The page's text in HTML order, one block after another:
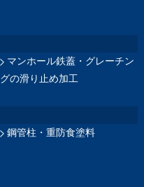
マンホール鉄蓋・グレーチン
グの滑り止め加工
鋼管柱・重防食塗料